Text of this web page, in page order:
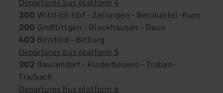
300 Wittlich Hbf – Zeltingen – Bernkastel-Kues
300 Großlittgen – Bleckhausen – Daun
403 Binsfeld – Bitburg
Departures bus platform 5
302 Bausendorf – Kinderbeuern – Traben-
Trarbach
Departures bus platform 6